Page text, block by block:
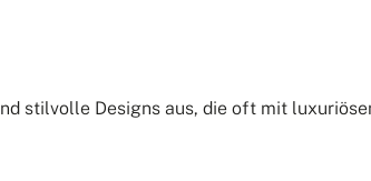
stilvolle Designs aus, die oft mit